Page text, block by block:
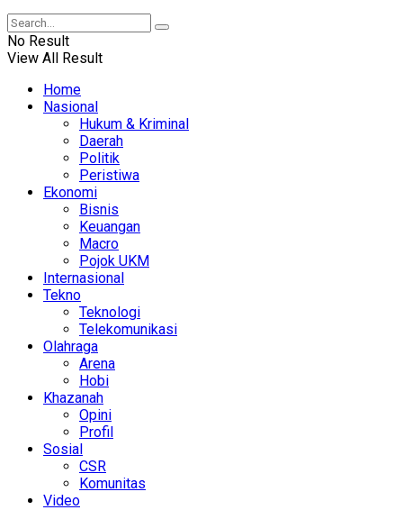
No Result
View All Result
Home
Nasional
Hukum & Kriminal
Daerah
Politik
Peristiwa
Ekonomi
Bisnis
Keuangan
Macro
Pojok UKM
Internasional
Tekno
Teknologi
Telekomunikasi
Olahraga
Arena
Hobi
Khazanah
Opini
Profil
Sosial
CSR
Komunitas
Video